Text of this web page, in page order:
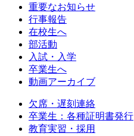
重要なお知らせ
行事報告
在校生へ
部活動
入試・入学
卒業生へ
動画アーカイブ
欠席・遅刻連絡
卒業生：各種証明書発行
教育実習・採用